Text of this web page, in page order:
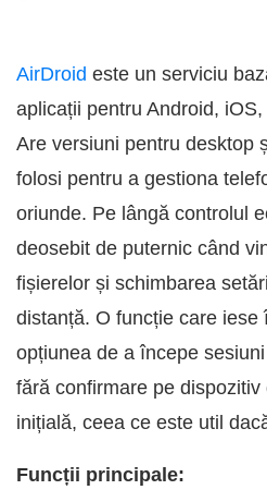
AirDroid este un serviciu
aplicații pentru Android,
Are versiuni pentru desktop
folosi pentru a gestiona
oriunde. Pe lângă controlul
deosebit de puternic când
fișierelor și schimbarea
distanță. O funcție care iese
opțiunea de a începe
fără confirmare pe
inițială, ceea ce este util
Funcții principale: